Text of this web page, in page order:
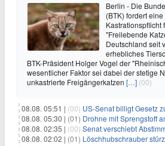
Berlin - Die
(BTK) fordert
Kastrationspflicht
"Freilebende
Deutschland seit
erhebliches
BTK-Präsident Holger Vogel der
wesentlicher Faktor sei dabei der stetige
unkastrierte Freigängerkatzen […] (00)
08.08. 05:51 | (00) US-Senat billigt Gesetz zu
08.08. 05:30 | (01) Drohne mit Sprengstoff am
08.08. 02:35 | (00) Senat verschiebt Abstimmung über das Clarity Act:
08.08. 02:02 | (01) Löschhubschrauber